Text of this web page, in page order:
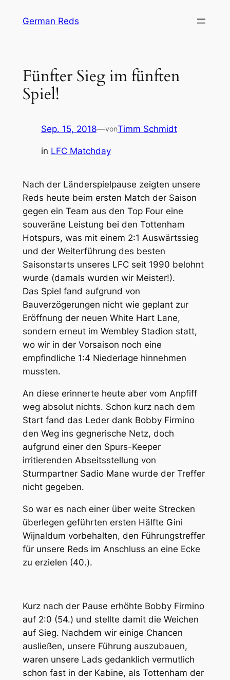
InhaltGerman Reds
Fünfter Sieg im fünften
Spiel!
Sep. 15, 2018—vonTimm Schmidt
in LFC Matchday
Nach der Länderspielpause zeigten unsere
Reds heute beim ersten Match der Saison
gegen ein Team aus den Top Four eine
souveräne Leistung bei den Tottenham
Hotspurs, was mit einem 2:1 Auswärtssieg
und der Weiterführung des besten
Saisonstarts unseres LFC seit 1990 belohnt
wurde (damals wurden wir Meister!).
Das Spiel fand aufgrund von
Bauverzögerungen nicht wie geplant zur
Eröffnung der neuen White Hart Lane,
sondern erneut im Wembley Stadion statt,
wo wir in der Vorsaison noch eine
empfindliche 1:4 Niederlage hinnehmen
mussten.
An diese erinnerte heute aber vom Anpfiff
weg absolut nichts. Schon kurz nach dem
Start fand das Leder dank Bobby Firmino
den Weg ins gegnerische Netz, doch
aufgrund einer den Spurs-Keeper
irritierenden Abseitsstellung von
Sturmpartner Sadio Mane wurde der Treffer
nicht gegeben.
So war es nach einer über weite Strecken
überlegen geführten ersten Hälfte Gini
Wijnaldum vorbehalten, den Führungstreffer
für unsere Reds im Anschluss an eine Ecke
zu erzielen (40.).
Kurz nach der Pause erhöhte Bobby Firmino
auf 2:0 (54.) und stellte damit die Weichen
auf Sieg. Nachdem wir einige Chancen
ausließen, unsere Führung auszubauen,
waren unsere Lads gedanklich vermutlich
schon fast in der Kabine, als Tottenham der